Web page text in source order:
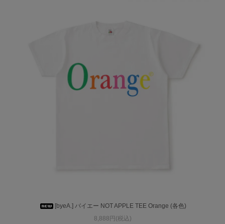
[byeA.] バイエー NOT APPLE TEE Orange (各色)
8,888円(税込)